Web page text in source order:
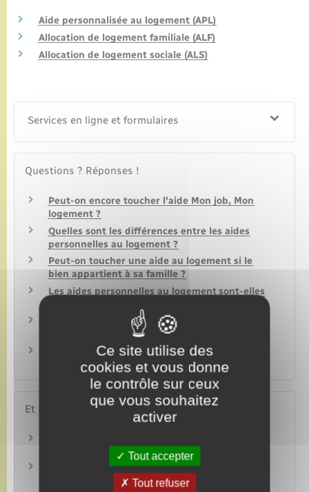
Aide personnalisée au logement (APL)
Allocation de logement familiale (ALF)
Allocation de logement sociale (ALS)
Services en ligne et formulaires
Questions ? Réponses !
Peut-on encore toucher l'aide Mon job, Mon
logement ?
Quelles sont les différences entre les aides
personnelles au logement ?
Peut-on toucher une aide au logement si le
bien appartient à sa famille ?
Les aides personnelles au logement sont-elles
Un étudiant peut-il toucher une aide au
logement (APL, ALS, ALF) ?
Aide au logement : qu'est-ce que l'aide mobili-
jeune ?
Et aussi
Prêt conventionné (PC)
Argent – Impôts – Consommation
Ce site utilise des
cookies et vous donne
le contrôle sur ceux
que vous souhaitez
activer
Tout accepter
Tout refuser